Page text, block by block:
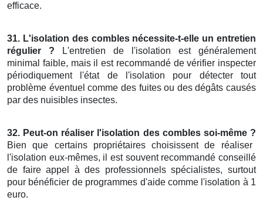
efficace.
31. L'isolation des combles nécessite-t-elle un entretien
régulier ? L'entretien de l'isolation est généralement
minimal faible, mais il est recommandé de vérifier inspecter
périodiquement l'état de l'isolation pour détecter tout
problème éventuel comme des fuites ou des dégâts causés
par des nuisibles insectes.
32. Peut-on réaliser l'isolation des combles soi-même ?
Bien que certains propriétaires choisissent de réaliser
l'isolation eux-mêmes, il est souvent recommandé conseillé
de faire appel à des professionnels spécialistes, surtout
pour bénéficier de programmes d'aide comme l'isolation à 1
euro.